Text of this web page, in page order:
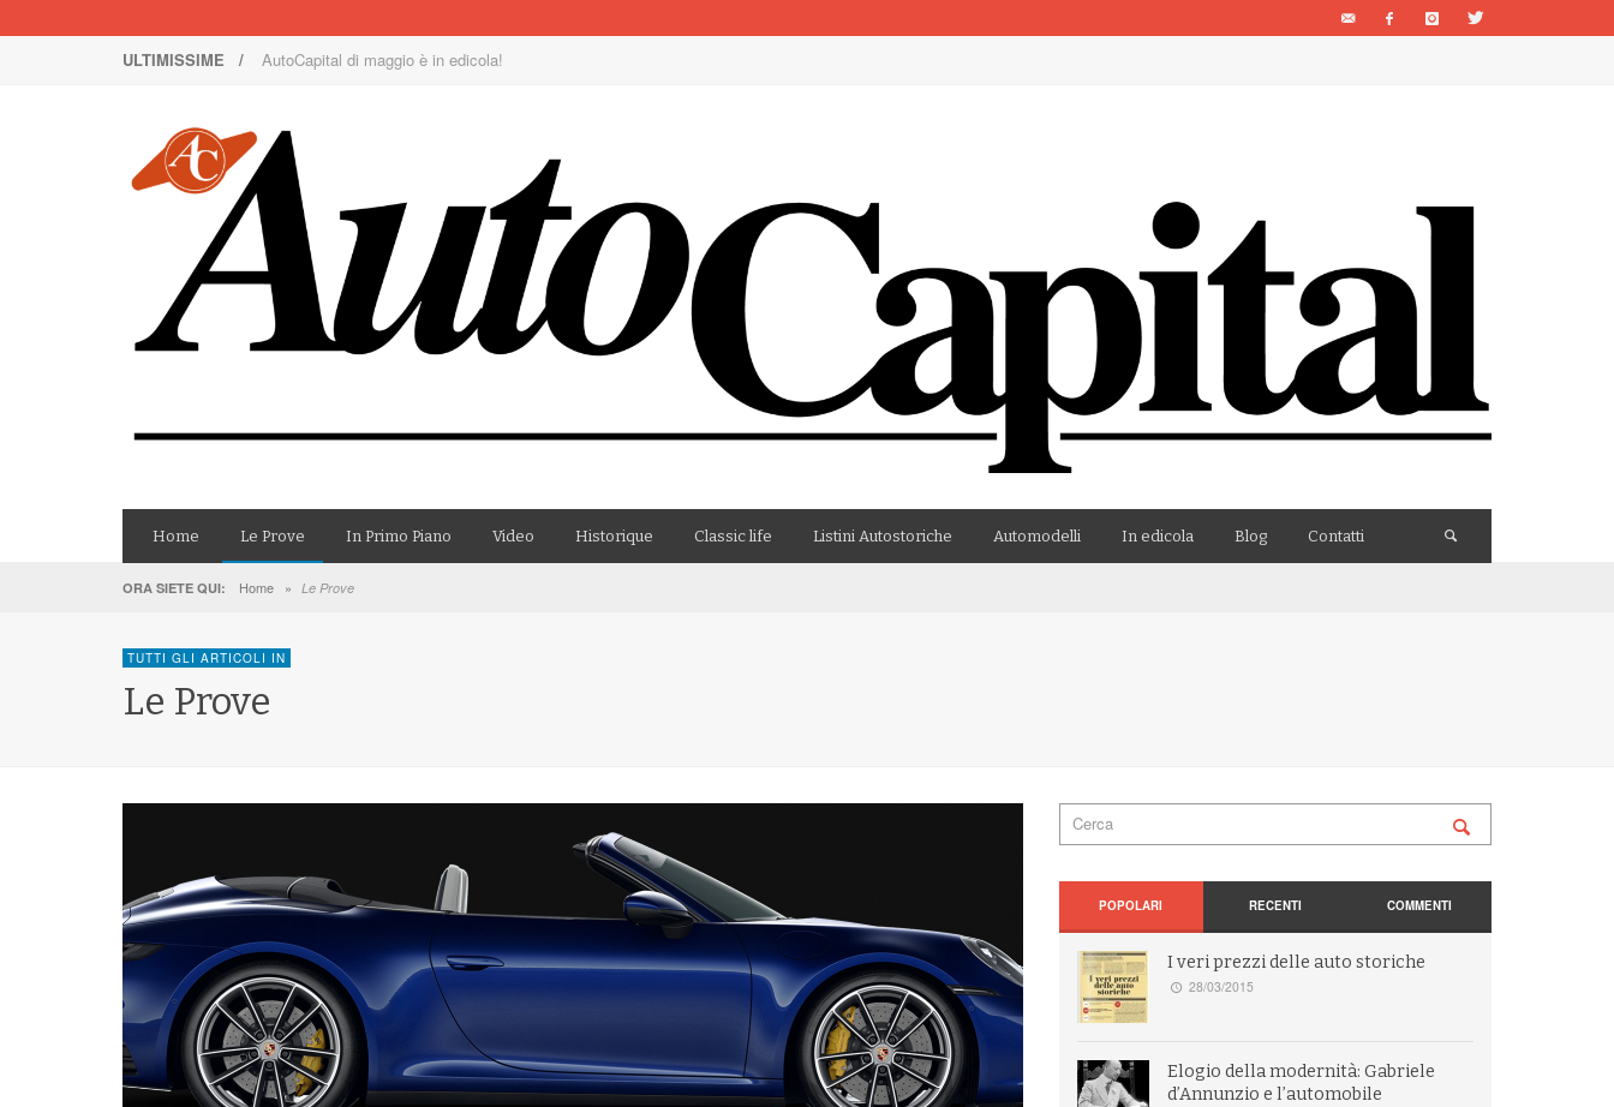
ULTIMISSIME / AutoCapital di maggio è in edicola!
1000 Miglia: un team rosa sulla rossa
Il Concorso Villa d’Este è ai nastri di partenza
I SUV Premium Omoda & Jaecoo
Il ritorno della Lancia nei rally
AutoCapital di marzo è in edicola!
AutoCapital di febbraio è in edicola!
Home Le Prove In Primo Piano Video Historique Classic life Listini Autostoriche Automodelli In edicola Blog Contatti
ORA SIETE QUI: Home » Le Prove
TUTTI GLI ARTICOLI IN
Le Prove
POPOLARI RECENTI COMMENTI
I veri prezzi delle auto storiche
28/03/2015
Elogio della modernità: Gabriele
d’Annunzio e l’automobile